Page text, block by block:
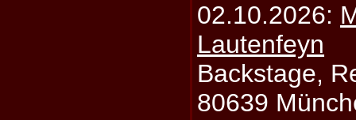
02.10.2026:
Lautenfeyn
Backstage,
80639